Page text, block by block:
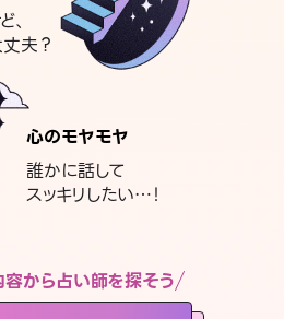
、
夫？
心のモヤモヤ
誰かに話して
スッキリしたい…！
から占い師を探そう